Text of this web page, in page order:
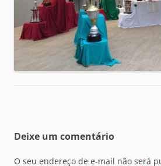
Deixe um comentário
O seu endereço de e-mail não será